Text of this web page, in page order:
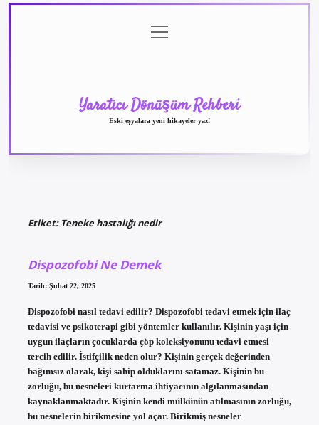
menüyü
aç
Yaratıcı Dönüşüm Rehberi
Eski eşyalara yeni hikayeler yaz!
Etiket: Teneke hastalığı nedir
Dispozofobi Ne Demek
Tarih: Şubat 22, 2025
Dispozofobi nasıl tedavi edilir? Dispozofobi tedavi etmek için ilaç
tedavisi ve psikoterapi gibi yöntemler kullanılır. Kişinin yaşı için
uygun ilaçların çocuklarda çöp koleksiyonunu tedavi etmesi
tercih edilir. İstifçilik neden olur? Kişinin gerçek değerinden
bağımsız olarak, kişi sahip olduklarını satamaz. Kişinin bu
zorluğu, bu nesneleri kurtarma ihtiyacının algılanmasından
kaynaklanmaktadır. Kişinin kendi mülkünün atılmasının zorluğu,
bu nesnelerin birikmesine yol açar. Birikmiş nesneler